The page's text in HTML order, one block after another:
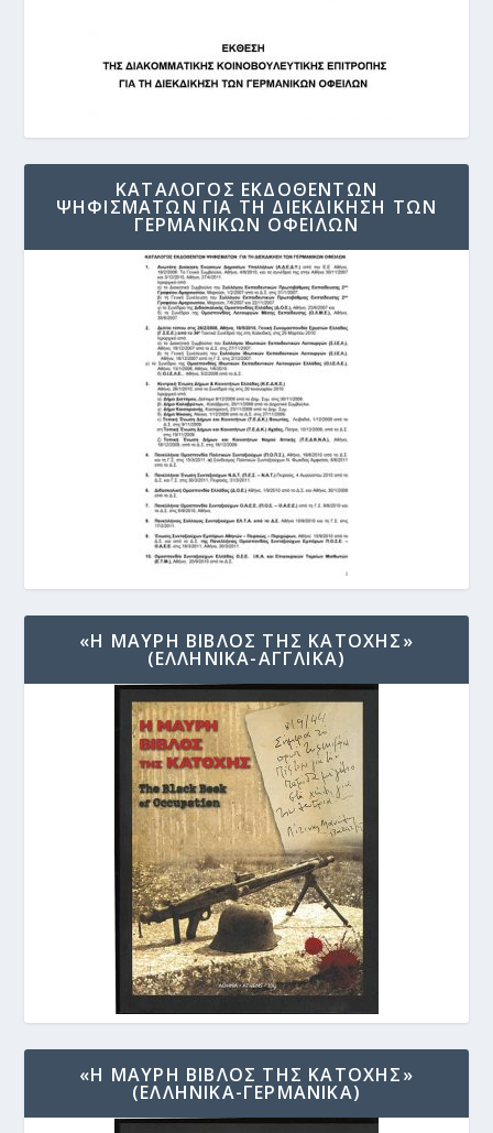
ΚΑΤΑΛΟΓΟΣ ΕΚΔΟΘΕΝΤΩΝ
ΨΗΦΙΣΜΑΤΩΝ ΓΙΑ ΤΗ ΔΙΕΚΔΙΚΗΣΗ ΤΩΝ
ΓΕΡΜΑΝΙΚΩΝ ΟΦΕΙΛΩΝ
«Η ΜΑΥΡΗ ΒΙΒΛΟΣ ΤΗΣ ΚΑΤΟΧΗΣ»
(ΕΛΛΗΝΙΚΑ-ΑΓΓΛΙΚΑ)
«Η ΜΑΥΡΗ ΒΙΒΛΟΣ ΤΗΣ ΚΑΤΟΧΗΣ»
(ΕΛΛΗΝΙΚΑ-ΓΕΡΜΑΝΙΚΑ)